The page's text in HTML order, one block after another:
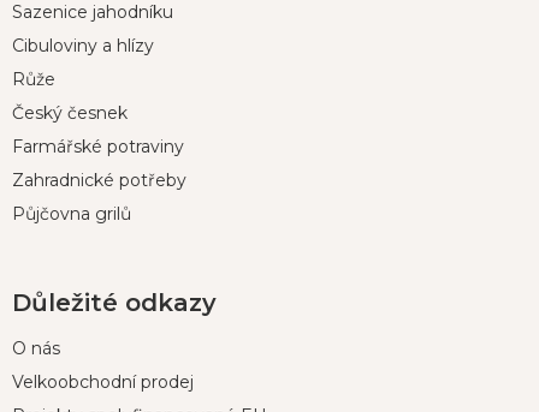
aSazenice jahodníku
Cibuloviny a hlízy
Růže
Český česnek
Farmářské potraviny
Zahradnické potřeby
Půjčovna grilů
Důležité odkazy
O nás
Velkoobchodní prodej